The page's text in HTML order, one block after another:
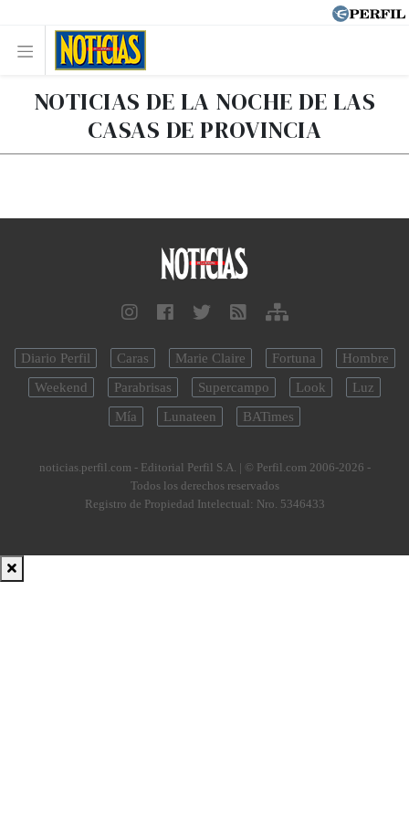
NOTICIAS DE LA NOCHE DE LAS
CASAS DE PROVINCIA
Diario Perfil Caras Marie Claire Fortuna
Hombre
Weekend
Parabrisas Supercampo Look
Luz
Mía
Lunateen BATimes
noticias.perfil.com - Editorial Perfil S.A. | © Perfil.com 2006-2026 -
Todos los derechos reservados
Registro de Propiedad Intelectual: Nro. 5346433